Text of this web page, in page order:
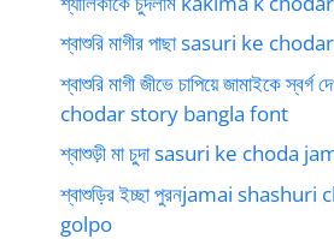
শ্বাশুরি মাগীর পাছা sasuri ke
শ্বাশুরি মাগী জীভে চাপিয়ে জামাইকে
chodar story bangla font
শ্বাশুড়ী মা চুদা sasuri ke choda
শ্বাশুড়ির ইচ্ছা পুরনjamai
golpo